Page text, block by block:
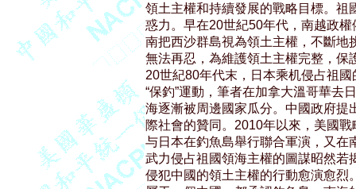
領土主權和持續發展的戰略目標。祖
惑力。早在20世紀50年代，南越政
南把西沙群島視為領土主權，不斷地
無法再忍，為維護領土主權完整，保
20世紀80年代末，日本乘机侵占祖
“保釣”運動，筆者在加拿大溫哥華去
海逐漸被周邊國家瓜分。中國政府提
際社會的贊同。2010年以來，美國
与日本在釣魚島舉行聯合軍演，又在
武力侵占祖國領海主權的圖謀昭然若
侵犯中國的領土主權的行動愈演愈烈